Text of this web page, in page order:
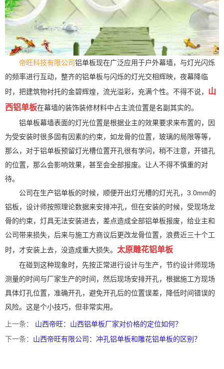
帝旺科技有限公司铝单板现在广泛应用于户外幕墙，与灯光闪烁
的频率进行互动，整齐的铝单板与闪烁的灯光交相辉映，夜幕降临
时，把建筑物衬托的金碧辉煌，流光溢彩，充满个性。不得不说， 山
西铝单板在幕墙的装饰装修材料中占主流位置是名副其实的。
铝单板幕墙表面的灯光位置是根据业主的效果要求来布置的，因
为受安装时很多固有因素的约束，如龙骨的位置，玻璃的局限等等，
那么，对于铝单板预留灯光槽位置开孔很有学问，稍不注意，开错孔
的位置，那么会影响效果，甚至会全部报废。让人不得不慎重的对
待。
公司在生产铝单板的时候，顺便开出灯光槽的灯光孔，3.0mm的
铝板，设计师按照理论数据来安排冲孔，但在安装的时候，受现场龙
骨的约束，灯具无法安装进去，差点造成全部铝单板报废，给业主和
公司带来损失，后来与施工方商议后更改龙骨位置，浪费近三十个工
时，才安装上去，没造成重大损失。 太原雕花铝单板
在碰到这种现象时，先按正常进行设计与生产，节约设计师现场
测量的时间与厂家生产的时间，然后现场安排开孔，根据施工方现场
具体灯孔位置，准确开孔，避免开孔后的位置误差，降低时间错误的
风险。这是个小技巧，但非常实用。
上一条：
山西帝旺：山西铝单板厂家对价格的定位如何？
下一条： 山西帝旺有限公司：冲孔铝单板和雕花铝单板的区别？